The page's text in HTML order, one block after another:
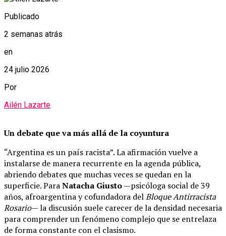
Publicado
2 semanas atrás
en
24 julio 2026
Por
Ailén Lazarte
Un debate que va más allá de la coyuntura
“Argentina es un país racista”. La afirmación vuelve a
instalarse de manera recurrente en la agenda pública,
abriendo debates que muchas veces se quedan en la
superficie. ParaNatacha Giusto—psicóloga social de 39
años, afroargentina y cofundadora delBloque Antirracista
Rosario— la discusión suele carecer de la densidad necesaria
para comprender un fenómeno complejo que se entrelaza
de forma constante con el clasismo.